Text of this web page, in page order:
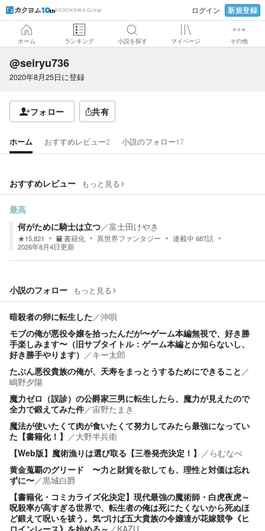
KADOKAWA Group ログイン 新規登録
ホーム ランキング 小説を探す マイページ その他
@seiryu736
2020年8月25日に登録
フォロー 共有
ホーム おすすめレビュー2 小説のフォロー17
おすすめレビュー もっと見る
最高
何がために騎士は立つ／富士田けやき
★15,821 書籍化 異世界ファンタジー 連載中 687話
2026年8月4日更新
小説のフォロー もっと見る
暗殺者の卵に転生した／沖唄
モブの俺が悪役令嬢を拾ったんだが〜ゲーム本編無視で、好き勝
手楽しみます〜（旧サブタイトル：ゲーム本編とか知らないし、
好き勝手やります） ／キー太郎
たぶん悪役貴族の俺が、天寿をまっとうするためにできること ／
嶋野夕陽
魔力ゼロ（誤診）の公爵家三男に転生したら、魔力が見えたので
全力で鍛えてみた件／宙野たまき
魔法が使いたくて肉が食いたくて努力してみたら最強になってい
た【書籍化！】 ／大野半兵衛
【Web版】魔術漁りは選び取る【三巻発売決定！】 ／ らむなべ
黄金蒐覇のグリード 〜力と財貨を欲しても、理性と対価は忘れ
ずに〜／黒城白爵
【書籍化・コミカライズ化決定】現代最強の魔術師・白虎夜虎～
呪殺率が高すぎる世界で、転生者の俺は死にたくないから死ぬほ
ど鍛えて呪いを祓う。気づけば五大貴族の令嬢達が花嫁競争《ヒ
ロインレース》を始める～ ／KAZU